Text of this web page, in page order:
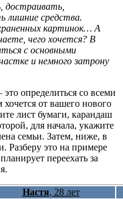
достраивать,
лишние средства.
картинок… А
чего хочется? В
с основными
и немного затрону
определиться со всеми
от вашего нового
лист бумаги, карандаш
для начала, укажите
семьи. Затем, ниже, в
Разберу это на примере
переехать за
Настя, 28 лет